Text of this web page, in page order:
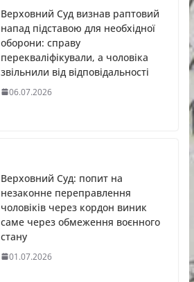
Верховний Суд визнав раптовий
напад підставою для необхідної
оборони: справу
перекваліфікували, а чоловіка
звільнили від відповідальності
06.07.2026
Верховний Суд: попит на
незаконне переправлення
чоловіків через кордон виник
саме через обмеження воєнного
стану
01.07.2026